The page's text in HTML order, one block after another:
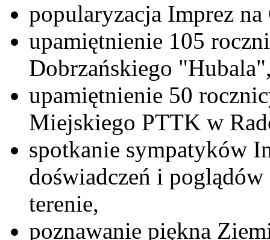
popularyzacja Imprez na
upamiętnienie 105
Dobrzańskiego
upamiętnienie 50
Miejskiego PTTK w
spotkanie sympatyków
doświadczeń i
terenie,
poznawanie piękna